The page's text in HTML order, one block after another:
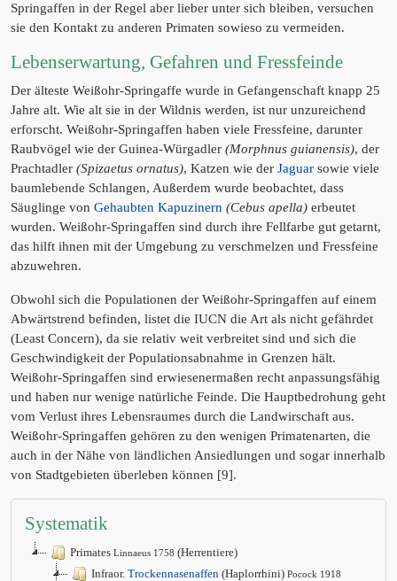
Springaffen in der Regel aber lieber unter sich bleiben, versuchen
sie den Kontakt zu anderen Primaten sowieso zu vermeiden.
Lebenserwartung, Gefahren und Fressfeinde
Der älteste Weißohr-Springaffe wurde in Gefangenschaft knapp 25
Jahre alt. Wie alt sie in der Wildnis werden, ist nur unzureichend
erforscht. Weißohr-Springaffen haben viele Fressfeine, darunter
Raubvögel wie der Guinea-Würgadler (Morphnus guianensis), der
Prachtadler (Spizaetus ornatus), Katzen wie der Jaguar sowie viele
baumlebende Schlangen, Außerdem wurde beobachtet, dass
Säuglinge von Gehaubten Kapuzinern (Cebus apella) erbeutet
wurden. Weißohr-Springaffen sind durch ihre Fellfarbe gut getarnt,
das hilft ihnen mit der Umgebung zu verschmelzen und Fressfeine
abzuwehren.
Obwohl sich die Populationen der Weißohr-Springaffen auf einem
Abwärtstrend befinden, listet die IUCN die Art als nicht gefährdet
(Least Concern), da sie relativ weit verbreitet sind und sich die
Geschwindigkeit der Populationsabnahme in Grenzen hält.
Weißohr-Springaffen sind erwiesenermaßen recht anpassungsfähig
und haben nur wenige natürliche Feinde. Die Hauptbedrohung geht
vom Verlust ihres Lebensraumes durch die Landwirschaft aus.
Weißohr-Springaffen gehören zu den wenigen Primatenarten, die
auch in der Nähe von ländlichen Ansiedlungen und sogar innerhalb
von Stadtgebieten überleben können [9].
Systematik
Primates Linnaeus 1758 (Herrentiere)
Infraor. Trockennasenaffen (Haplorrhini) Pocock 1918